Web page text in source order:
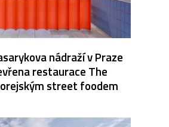
nádraží v Praze
restaurace The
street foodem